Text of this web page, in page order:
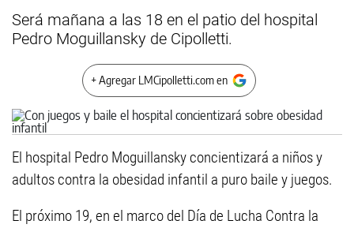
Será mañana a las 18 en el patio del hospital
Pedro Moguillansky de Cipolletti.
+ Agregar LMCipolletti.com en
El hospital Pedro Moguillansky concientizará a niños y
adultos contra la obesidad infantil a puro baile y juegos.
El próximo 19, en el marco del Día de Lucha Contra la